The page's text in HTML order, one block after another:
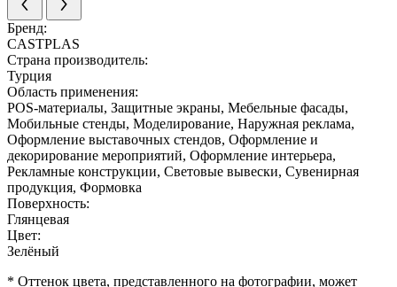
Бренд:
CASTPLAS
Страна производитель:
Турция
Область применения:
POS-материалы, Защитные экраны, Мебельные фасады,
Мобильные стенды, Моделирование, Наружная реклама,
Оформление выставочных стендов, Оформление и
декорирование мероприятий, Оформление интерьера,
Рекламные конструкции, Световые вывески, Сувенирная
продукция, Формовка
Поверхность:
Глянцевая
Цвет:
Зелёный
* Оттенок цвета, представленного на фотографии, может